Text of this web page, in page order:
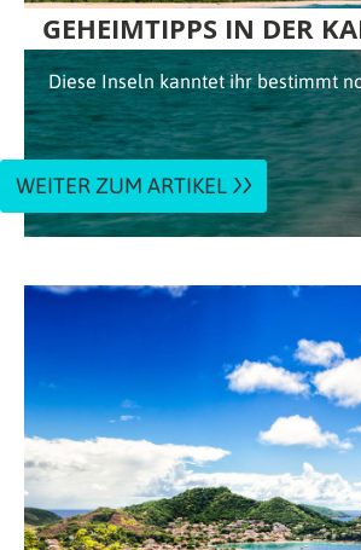
GEHEIMTIPPS IN DER
Diese Inseln kanntet ihr bestimmt
WEITER ZUM ARTIKEL